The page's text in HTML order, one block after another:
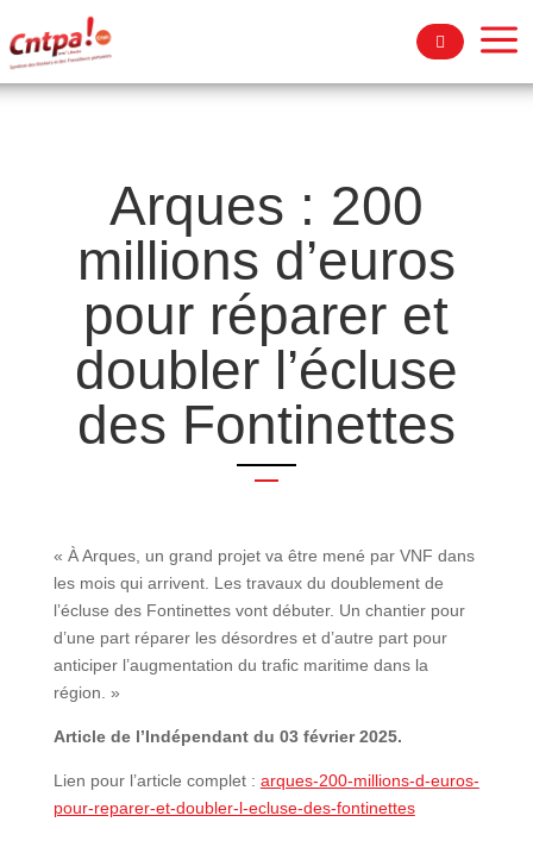
a
Arques : 200
millions d’euros
pour réparer et
doubler l’écluse
des Fontinettes
« À Arques, un grand projet va être mené par VNF dans
les mois qui arrivent. Les travaux du doublement de
l’écluse des Fontinettes vont débuter. Un chantier pour
d’une part réparer les désordres et d’autre part pour
anticiper l’augmentation du trafic maritime dans la
région. »
Article de l’Indépendant du 03 février 2025.
Lien pour l’article complet : arques-200-millions-d-euros-
pour-reparer-et-doubler-l-ecluse-des-fontinettes